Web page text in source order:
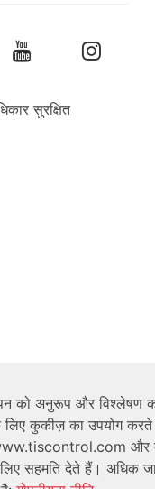
सुरक्षित
को अनुरूप और
लिए कुकीज़ का उपयोग
और
सहमति देते हैं। अधिक